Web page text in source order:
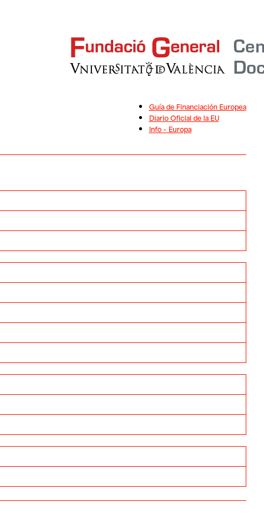
Guía de Financiación Europea
Diario Oficial de la EU
Info – Europa